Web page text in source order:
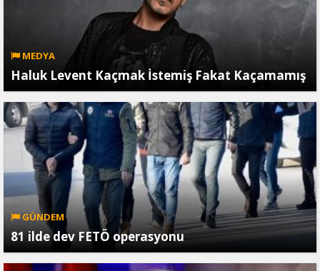
MEDYA
Haluk Levent Kaçmak İstemiş Fakat Kaçamamış
GÜNDEM
81 ilde dev FETÖ operasyonu